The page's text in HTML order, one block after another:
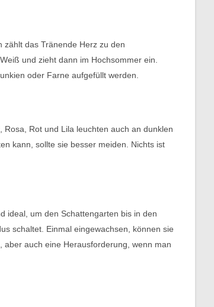
zählt das Tränende Herz zu den
und zieht dann im Hochsommer ein.
oder Farne aufgefüllt werden.
Rot und Lila leuchten auch an dunklen
kann, sollte sie besser meiden. Nichts ist
ideal, um den Schattengarten bis in den
schaltet. Einmal eingewachsen, können sie
auch eine Herausforderung, wenn man